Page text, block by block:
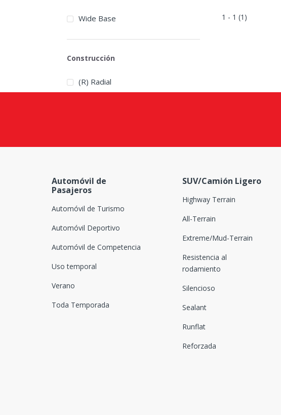
1 - 1 (1)
Wide Base
Construcción
(R) Radial
Automóvil de
Pasajeros
Automóvil de Turismo
Automóvil Deportivo
Automóvil de Competencia
Uso temporal
Verano
Toda Temporada
SUV/Camión Ligero
Highway Terrain
All-Terrain
Extreme/Mud-Terrain
Resistencia al
rodamiento
Silencioso
Sealant
Runflat
Reforzada